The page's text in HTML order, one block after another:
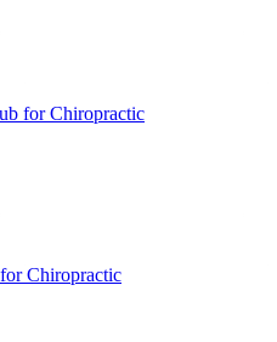
for Chiropractic
Chiropractic